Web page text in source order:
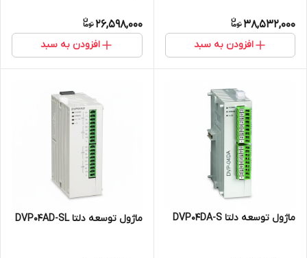
38,532,000
افزودن به سبد
26,598,000
افزودن به سبد
ماژول توسعه دلتا DVP04DA-S ماژول توسعه دلتا DVP04AD-SL